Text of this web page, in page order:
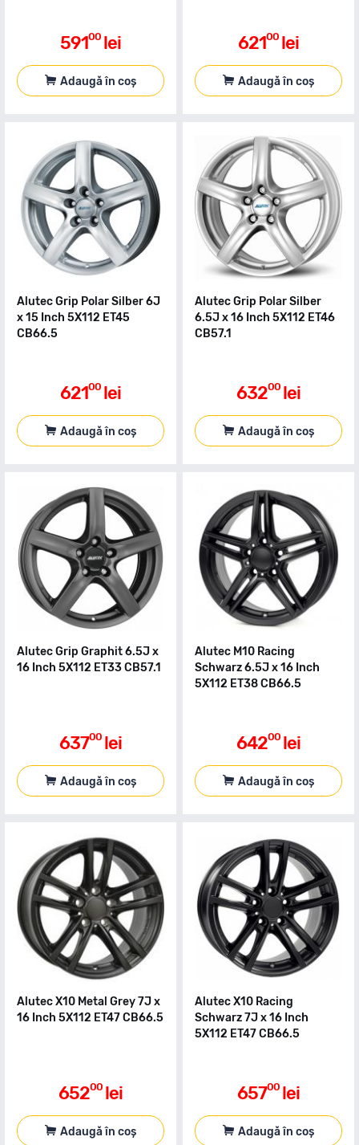
59100 lei
Adaugă în coș
62100 lei
Adaugă în coș
Alutec Grip Polar Silber 6J
x 15 Inch 5X112 ET45
CB66.5
62100 lei
Adaugă în coș
Alutec Grip Polar Silber
6.5J x 16 Inch 5X112 ET46
CB57.1
63200 lei
Adaugă în coș
Alutec Grip Graphit 6.5J x
16 Inch 5X112 ET33 CB57.1
63700 lei
Adaugă în coș
Alutec M10 Racing
Schwarz 6.5J x 16 Inch
5X112 ET38 CB66.5
64200 lei
Adaugă în coș
Alutec X10 Metal Grey 7J x
16 Inch 5X112 ET47 CB66.5
65200 lei
Adaugă în coș
Alutec X10 Racing
Schwarz 7J x 16 Inch
5X112 ET47 CB66.5
65700 lei
Adaugă în coș